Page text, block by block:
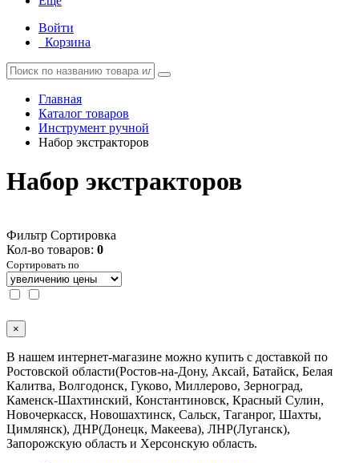
Войти
Корзина
Главная
Каталог товаров
Инструмент ручной
Набор экстракторов
Набор экстракторов
Фильтр Сортировка
Кол-во товаров: 0
Сортировать по
×
В нашем интернет-магазине можно купить с доставкой по
Ростовской области(Ростов-на-Дону, Аксай, Батайск, Белая
Калитва, Волгодонск, Гуково, Миллерово, Зерноград,
Каменск-Шахтинский, Константиновск, Красный Сулин,
Новочеркасск, Новошахтинск, Сальск, Таганрог, Шахты,
Цимлянск), ДНР(Донецк, Макеева), ЛНР(Луганск),
Запорожскую область и Херсонскую область.